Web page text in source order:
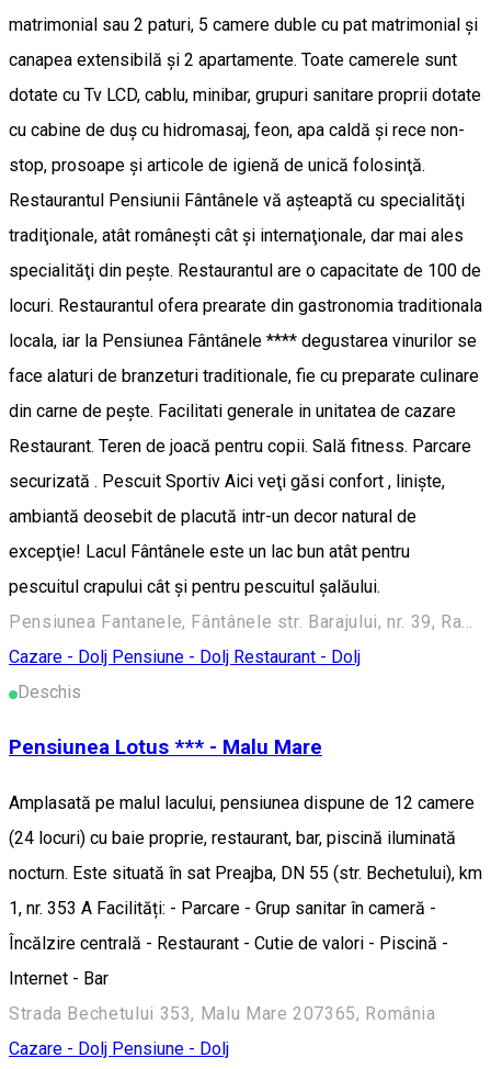
matrimonial sau 2 paturi, 5 camere duble cu pat matrimonial şi
canapea extensibilă şi 2 apartamente. Toate camerele sunt
dotate cu Tv LCD, cablu, minibar, grupuri sanitare proprii dotate
cu cabine de duş cu hidromasaj, feon, apa caldă şi rece non-
stop, prosoape şi articole de igienă de unică folosinţă.
Restaurantul Pensiunii Fântânele vă aşteaptă cu specialităţi
tradiţionale, atât româneşti cât şi internaţionale, dar mai ales
specialităţi din peşte. Restaurantul are o capacitate de 100 de
locuri. Restaurantul ofera prearate din gastronomia traditionala
locala, iar la Pensiunea Fântânele **** degustarea vinurilor se
face alaturi de branzeturi traditionale, fie cu preparate culinare
din carne de peşte. Facilitati generale in unitatea de cazare
Restaurant. Teren de joacă pentru copii. Sală fitness. Parcare
securizată . Pescuit Sportiv Aici veţi găsi confort , linişte,
ambiantă deosebit de placută intr-un decor natural de
excepţie! Lacul Fântânele este un lac bun atât pentru
pescuitul crapului cât şi pentru pescuitul şalăului.
Cazare - Dolj Pensiune - Dolj Restaurant - Dolj
Deschis
Pensiunea Lotus *** - Malu Mare
Amplasată pe malul lacului, pensiunea dispune de 12 camere
(24 locuri) cu baie proprie, restaurant, bar, piscină iluminată
nocturn. Este situată în sat Preajba, DN 55 (str. Bechetului), km
1, nr. 353 A Facilități: - Parcare - Grup sanitar în cameră -
Încălzire centrală - Restaurant - Cutie de valori - Piscină -
Internet - Bar
Strada Bechetului 353, Malu Mare 207365, România
Cazare - Dolj Pensiune - Dolj